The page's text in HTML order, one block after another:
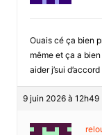
Ouais cé ça bien
même et ça a
aider j’sui
9 juin 2026 à 12h49